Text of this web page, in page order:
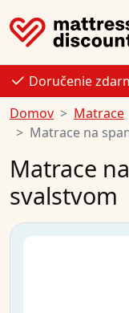
Doručenie
Domov
Matrace
Matrace na
Matrace
svalstvom